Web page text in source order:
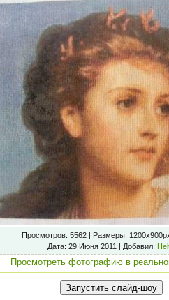
Просмотров: 5562 | Размеры:
Дата: 29 Июня 2011 | Добавил:
Просмотреть фотографию в